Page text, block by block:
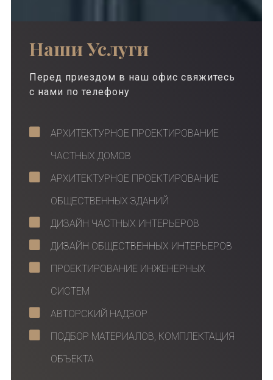
Наши Услуги
Перед приездом в наш офис свяжитесь
с нами по телефону
АРХИТЕКТУРНОЕ ПРОЕКТИРОВАНИЕ
ЧАСТНЫХ ДОМОВ
АРХИТЕКТУРНОЕ ПРОЕКТИРОВАНИЕ
ОБЩЕСТВЕННЫХ ЗДАНИЙ
ДИЗАЙН ЧАСТНЫХ ИНТЕРЬЕРОВ
ДИЗАЙН ОБЩЕСТВЕННЫХ ИНТЕРЬЕРОВ
ПРОЕКТИРОВАНИЕ ИНЖЕНЕРНЫХ
СИСТЕМ
АВТОРСКИЙ НАДЗОР
ПОДБОР МАТЕРИАЛОВ, КОМПЛЕКТАЦИЯ
ОБЪЕКТА